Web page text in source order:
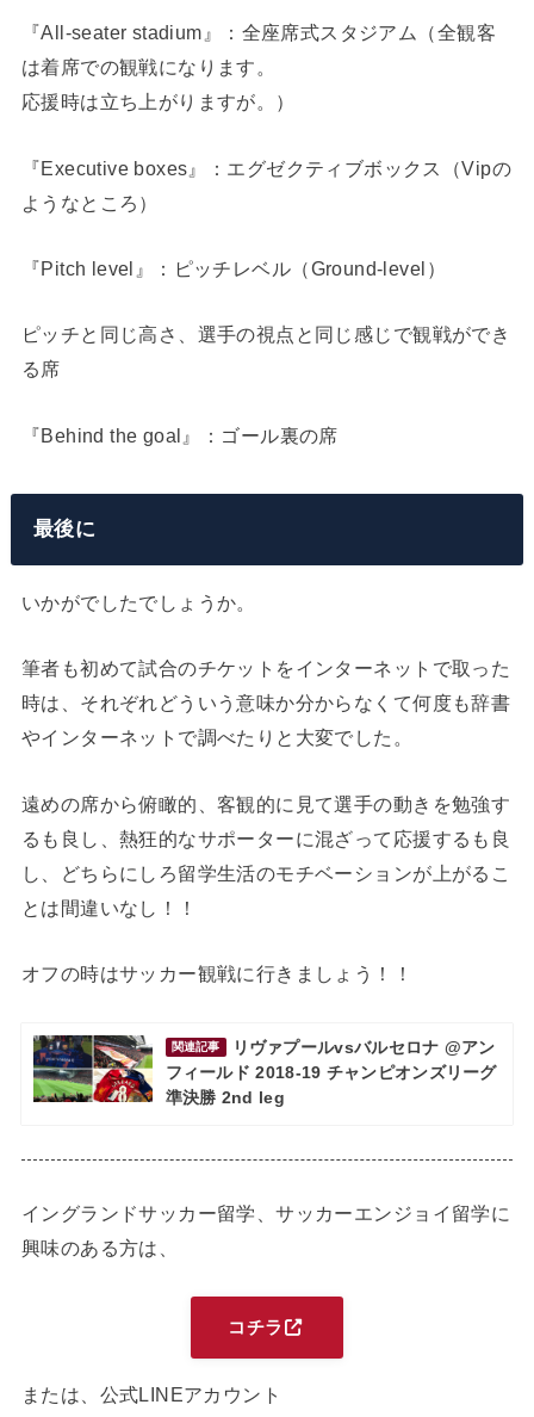
『All-seater stadium』：全座席式スタジアム（全観客
は着席での観戦になります。
応援時は立ち上がりますが。）
『Executive boxes』：エグゼクティブボックス（Vipの
ようなところ）
『Pitch level』：ピッチレベル（Ground-level）
ピッチと同じ高さ、選手の視点と同じ感じで観戦ができ
る席
『Behind the goal』：ゴール裏の席
最後に
いかがでしたでしょうか。
筆者も初めて試合のチケットをインターネットで取った
時は、それぞれどういう意味か分からなくて何度も辞書
やインターネットで調べたりと大変でした。
遠めの席から俯瞰的、客観的に見て選手の動きを勉強す
るも良し、熱狂的なサポーターに混ざって応援するも良
し、どちらにしろ留学生活のモチベーションが上がるこ
とは間違いなし！！
オフの時はサッカー観戦に行きましょう！！
関連記事
リヴァプールvsバルセロナ @アン
フィールド 2018-19 チャンピオンズリーグ
準決勝 2nd leg
イングランドサッカー留学、サッカーエンジョイ留学に
興味のある方は、
コチラ
または、公式LINEアカウント